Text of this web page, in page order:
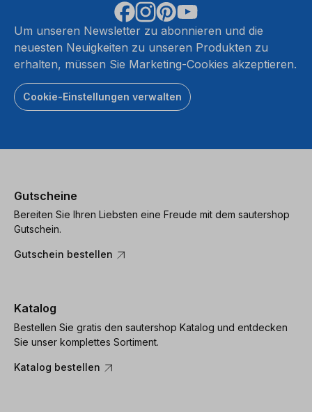
Um unseren Newsletter zu abonnieren und die
neuesten Neuigkeiten zu unseren Produkten zu
erhalten, müssen Sie Marketing-Cookies akzeptieren.
Cookie-Einstellungen verwalten
Gutscheine
Bereiten Sie Ihren Liebsten eine Freude mit dem sautershop
Gutschein.
Gutschein bestellen
Katalog
Bestellen Sie gratis den sautershop Katalog und entdecken
Sie unser komplettes Sortiment.
Katalog bestellen